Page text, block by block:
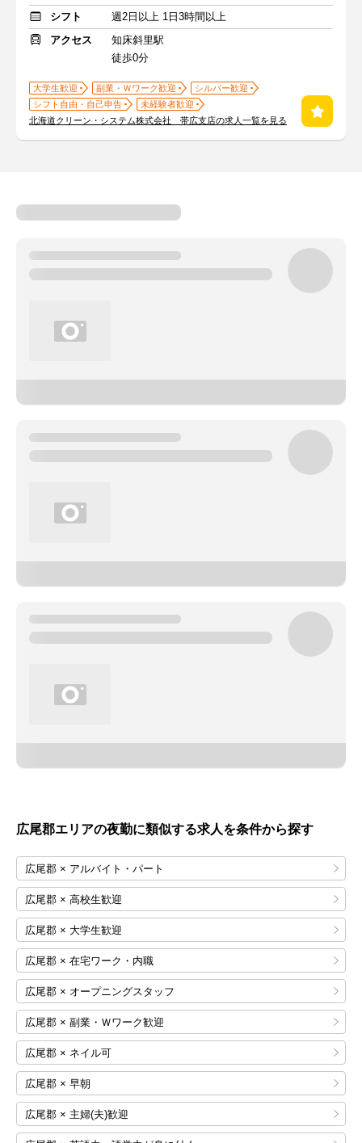
シフト
週2日以上 1日3時間以上
アクセス
知床斜里駅
徒歩0分
大学生歓迎 副業・Ｗワーク歓迎
シルバー歓迎
シフト自由・自己申告
未経験者歓迎
北海道クリーン・システム株式会社 帯広支店の求人一覧を見る
広尾郡エリアの夜勤に類似する求人を条件から探す
広尾郡 × アルバイト・パート
広尾郡 × 高校生歓迎
広尾郡 × 大学生歓迎
広尾郡 × 在宅ワーク・内職
広尾郡 × オープニングスタッフ
広尾郡 × 副業・Ｗワーク歓迎
広尾郡 × ネイル可
広尾郡 × 早朝
広尾郡 × 主婦(夫)歓迎